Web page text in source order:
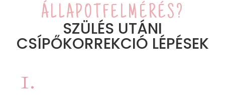
ÁLLAPOTFELMÉRÉS?
SZÜLÉS UTÁNI
CSÍPŐKORREKCIÓ LÉPÉSEK
1.